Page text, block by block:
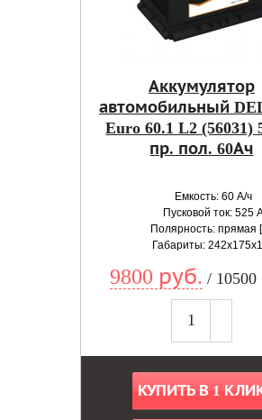
Аккумулятор
автомобильный
Euro 60.1 L2 (56031)
пр. пол. 60Ач
Емкость: 60 А/ч
Пусковой ток: 525
Полярность: прямая
Габариты:
9800 руб. /
КУПИТЬ В 1